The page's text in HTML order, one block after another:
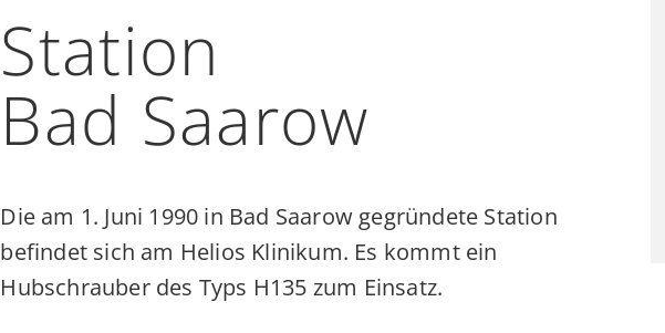
Station
Bad Saarow
Die am 1. Juni 1990 in Bad Saarow gegründete Station
befindet sich am Helios Klinikum. Es kommt ein
Hubschrauber des Typs H135 zum Einsatz.